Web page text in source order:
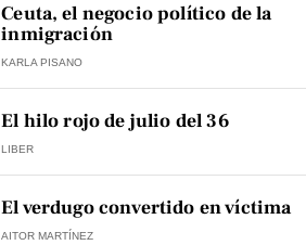
Ceuta, el negocio político de la
inmigración
KARLA PISANO
El hilo rojo de julio del 36
LIBER
El verdugo convertido en víctima
AITOR MARTÍNEZ